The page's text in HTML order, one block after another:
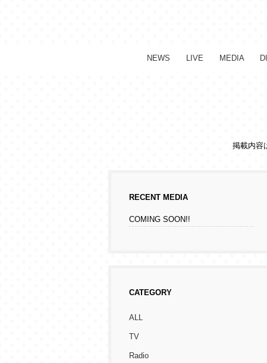
NEWS LIVE MEDIA
掲載内容
RECENT MEDIA
COMING SOON!!
CATEGORY
ALL
TV
Radio